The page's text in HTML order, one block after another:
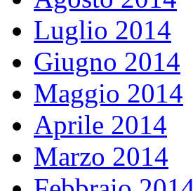
Luglio 2014
Giugno 2014
Maggio 2014
Aprile 2014
Marzo 2014